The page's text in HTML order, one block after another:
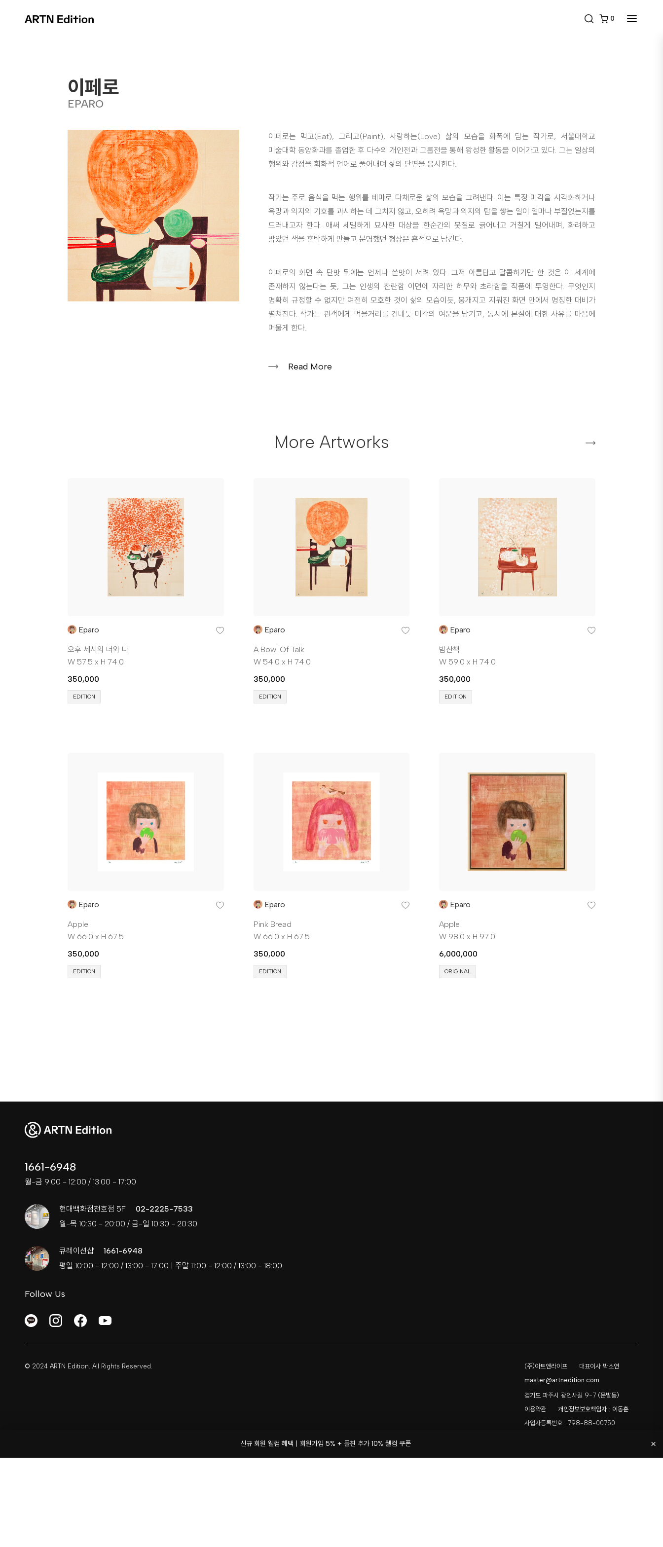
신규 회원 웰컴 혜택｜회원가입 5% + 플친 추가 10% 웰컴 쿠폰 ×
0
이페로
EPARO
이페로는 먹고(Eat), 그리고(Paint), 사랑하는(Love) 삶의 모습을 화폭에 담는 작가로, 서울대학교
미술대학 동양화과를 졸업한 후 다수의 개인전과 그룹전을 통해 왕성한 활동을 이어가고 있다. 그는 일상의
행위와 감정을 회화적 언어로 풀어내며 삶의 단면을 응시한다.
작가는 주로 음식을 먹는 행위를 테마로 다채로운 삶의 모습을 그려낸다. 이는 특정 미각을 시각화하거나
욕망과 의지의 기호를 과시하는 데 그치지 않고, 오히려 욕망과 의지의 탑을 쌓는 일이 얼마나 부질없는지를
드러내고자 한다. 애써 세밀하게 묘사한 대상을 한순간의 붓질로 긁어내고 거칠게 밀어내며, 화려하고
밝았던 색을 혼탁하게 만들고 분명했던 형상은 흔적으로 남긴다.
이페로의 화면 속 단맛 뒤에는 언제나 쓴맛이 서려 있다. 그저 아름답고 달콤하기만 한 것은 이 세계에
존재하지 않는다는 듯, 그는 인생의 찬란함 이면에 자리한 허무와 초라함을 작품에 투영한다. 무엇인지
명확히 규정할 수 없지만 여전히 모호한 것이 삶의 모습이듯, 뭉개지고 지워진 화면 안에서 명징한 대비가
펼쳐진다. 작가는 관객에게 먹을거리를 건네듯 미각의 여운을 남기고, 동시에 본질에 대한 사유를 마음에
머물게 한다.
Read More
More Artworks
Eparo
오후 세시의 너와 나
W 57.5 x H 74.0
350,000
EDITION
Eparo
A Bowl Of Talk
W 54.0 x H 74.0
350,000
EDITION
Eparo
밤산책
W 59.0 x H 74.0
350,000
EDITION
Eparo
Apple
W 66.0 x H 67.5
350,000
EDITION
Eparo
Pink Bread
W 66.0 x H 67.5
350,000
EDITION
Eparo
Apple
W 98.0 x H 97.0
6,000,000
ORIGINAL
1661-6948
월-금 9:00 - 12:00 / 13:00 - 17:00
현대백화점천호점 5F
02-2225-7533
월-목 10:30 - 20:00 / 금-일 10:30 - 20:30
큐레이션샵
1661-6948
평일 10:00 - 12:00 / 13:00 - 17:00 | 주말 11:00 - 12:00 / 13:00 - 18:00
Follow Us
© 2024 ARTN Edition. All Rights Reserved. (주)아트앤라이프
대표이사 박소연
master@artnedition.com
경기도 파주시 광인사길 9-7 (문발동)
이용약관
개인정보보호책임자 : 이동훈
사업자등록번호 : 798-88-00750